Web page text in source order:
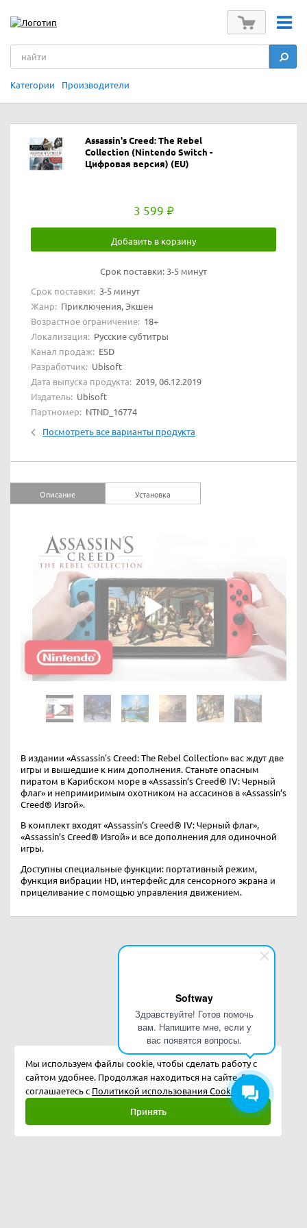
Softway
Здравствуйте! Готов помочь
вам. Напишите мне, если у
вас появятся вопросы.
Категории Производители
Assassin's Creed: The Rebel
Collection (Nintendo Switch -
Цифровая версия) (EU)
3 599
Добавить в корзину
Срок поставки: 3-5 минут
Срок поставки: 3-5 минут
Жанр: Приключения, Экшен
Возрастное ограничение: 18+
Локализация: Русские субтитры
Канал продаж: ESD
Разработчик: Ubisoft
Дата выпуска продукта: 2019, 06.12.2019
Издатель: Ubisoft
Партномер: NTND_16774
Посмотреть все варианты продукта
Описание Установка
В издании «Assassin's Creed: The Rebel Collection» вас ждут две
игры и вышедшие к ним дополнения. Станьте опасным
пиратом в Карибском море в «Assassin’s Creed® IV: Черный
флаг» и непримиримым охотником на ассасинов в «Assassin’s
Creed® Изгой».
В комплект входят «Assassin’s Creed® IV: Черный флаг»,
«Assassin’s Creed® Изгой» и все дополнения для одиночной
игры.
Доступны специальные функции: портативный режим,
функция вибрации HD, интерфейс для сенсорного экрана и
прицеливание с помощью управления движением.
Мы используем файлы cookie, чтобы сделать работу с
сайтом удобнее. Продолжая находиться на сайте, Вы
соглашаетесь с Политикой использования Cookies.
Принять